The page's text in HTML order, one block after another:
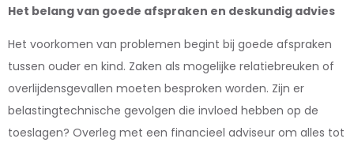
Het belang van goede afspraken en deskundig advies
Het voorkomen van problemen begint bij goede afspraken
tussen ouder en kind. Zaken als mogelijke relatiebreuken of
overlijdensgevallen moeten besproken worden. Zijn er
belastingtechnische gevolgen die invloed hebben op de
toeslagen? Overleg met een financieel adviseur om alles tot